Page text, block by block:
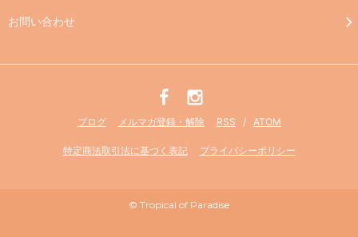
お問い合わせ
ブログ メルマガ登録・解除 RSS / ATOM
特定商法取引法に基づく表記 プライバシーポリシー
© Tropical of Paradise